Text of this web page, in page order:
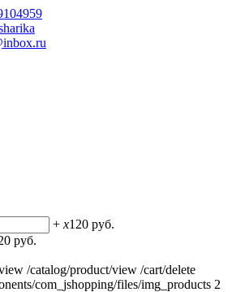
+ x120 руб.
руб.
/catalog/product/view /cart/delete
com_jshopping/files/img_products 2